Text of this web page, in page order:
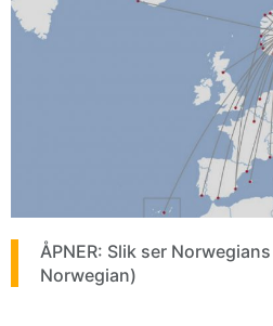
ÅPNER: Slik ser
Norwegian)